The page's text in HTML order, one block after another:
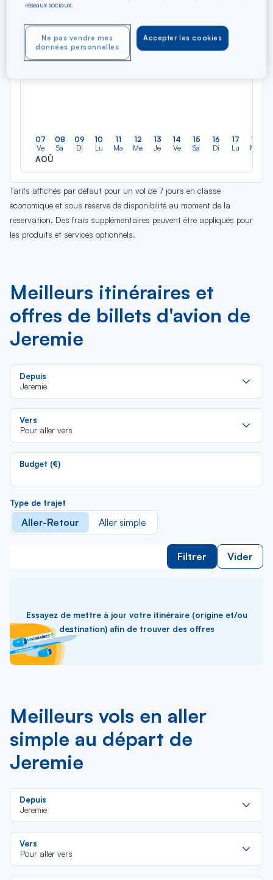
07
Ve
AOÛ
08
Sa
09
Di
10
Lu
11
Ma
12
Me
13
Je
14
Ve
15
Sa
16
Di
17
Lu
18
Ma
Tarifs affichés par défaut pour un vol de 7 jours en classe
économique et sous réserve de disponibilité au moment de la
réservation. Des frais supplémentaires peuvent être appliqués pour
les produits et services optionnels.
Meilleurs itinéraires et
offres de billets d'avion de
Jeremie
Depuis
Jeremie
Vers
Pour aller vers
Budget (€)
Type de trajet
Aller-Retour Aller simple
Filtrer Vider
Essayez de mettre à jour votre itinéraire (origine et/ou
destination) afin de trouver des offres
Meilleurs vols en aller
simple au départ de
Jeremie
Depuis
Jeremie
Vers
Pour aller vers
réseaux sociaux.
Accepter les cookies
Ne pas vendre mes
données personnelles